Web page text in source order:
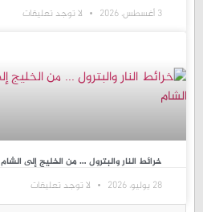
3 أغسطس، 2026 لا توجد تعليقات
خرائط النار والبترول … من الخليج إلى الشام
28 يوليو، 2026 لا توجد تعليقات